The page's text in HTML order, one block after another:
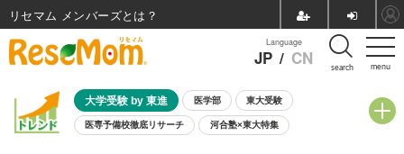
menu
Language
JP / CN search
大学受験 by 東進 医学部 東大受験
医専予備校徹底リサーチ 河合塾×東大特集
リセマム メンバーズ